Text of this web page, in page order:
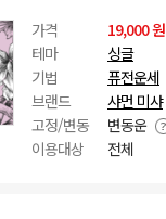
가격
19,000 원
테마
싱글
기법
퓨전운세
브랜드
샤먼 미샤
고정/변동
변동운
이용대상
전체